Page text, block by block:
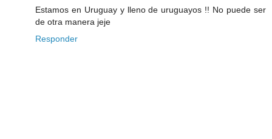
Estamos en Uruguay y lleno de uruguayos !! No puede ser
de otra manera jeje
Responder